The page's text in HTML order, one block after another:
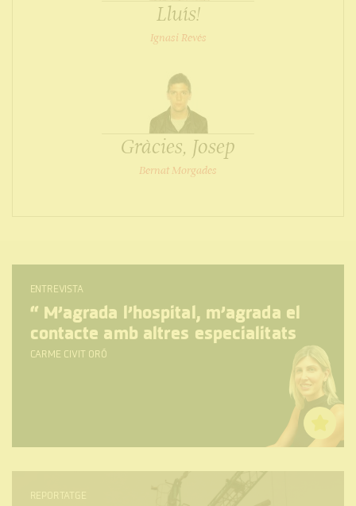
Lluís!
Ignasi Revés
Gràcies, Josep
Bernat Morgades
ENTREVISTA
“ M’agrada l’hospital, m’agrada el
contacte amb altres especialitats
CARME CIVIT ORÓ
REPORTATGE